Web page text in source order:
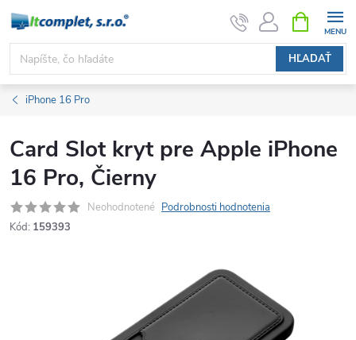
Prejsť
obsah
HĽADAŤ
KOŠÍK
iPhone 16 Pro
Card Slot kryt pre Apple iPhone
16 Pro, Čierny
Neohodnotené Podrobnosti hodnotenia
Kód: 159393